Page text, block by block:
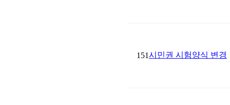
151시민권 시험양식 변경